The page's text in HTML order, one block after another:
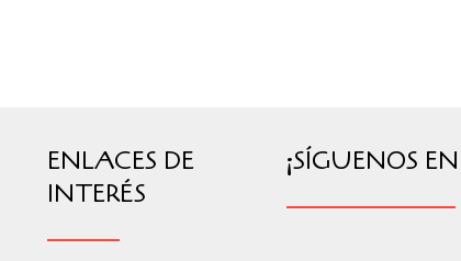
ENLACES DE
INTERÉS
¡SÍGUENOS